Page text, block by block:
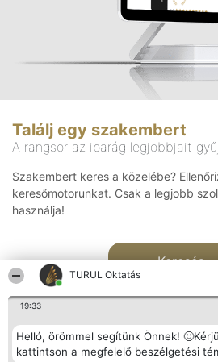
TURUL Oktatás
19:33
Helló, örömmel segítünk Önnek!
kattintson a megfelelő beszélgetési
Találj egy szakembert
A rangsor az iparág legjobbjait
Szakembert keres a közelébe?
keresőmotorunkat. Csak a legjobb
használja!
Keresés